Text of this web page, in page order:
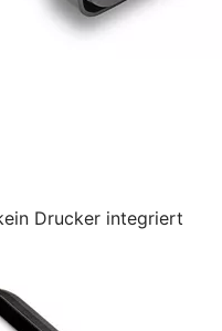
Drucker integriert